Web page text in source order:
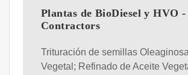
Plantas de BioDiesel y HVO
Contractors
Trituración de semillas
Vegetal; Refinado de Aceite